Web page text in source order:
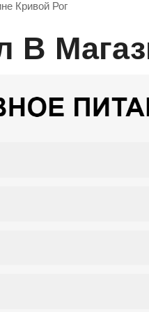
Кривой Рог
В